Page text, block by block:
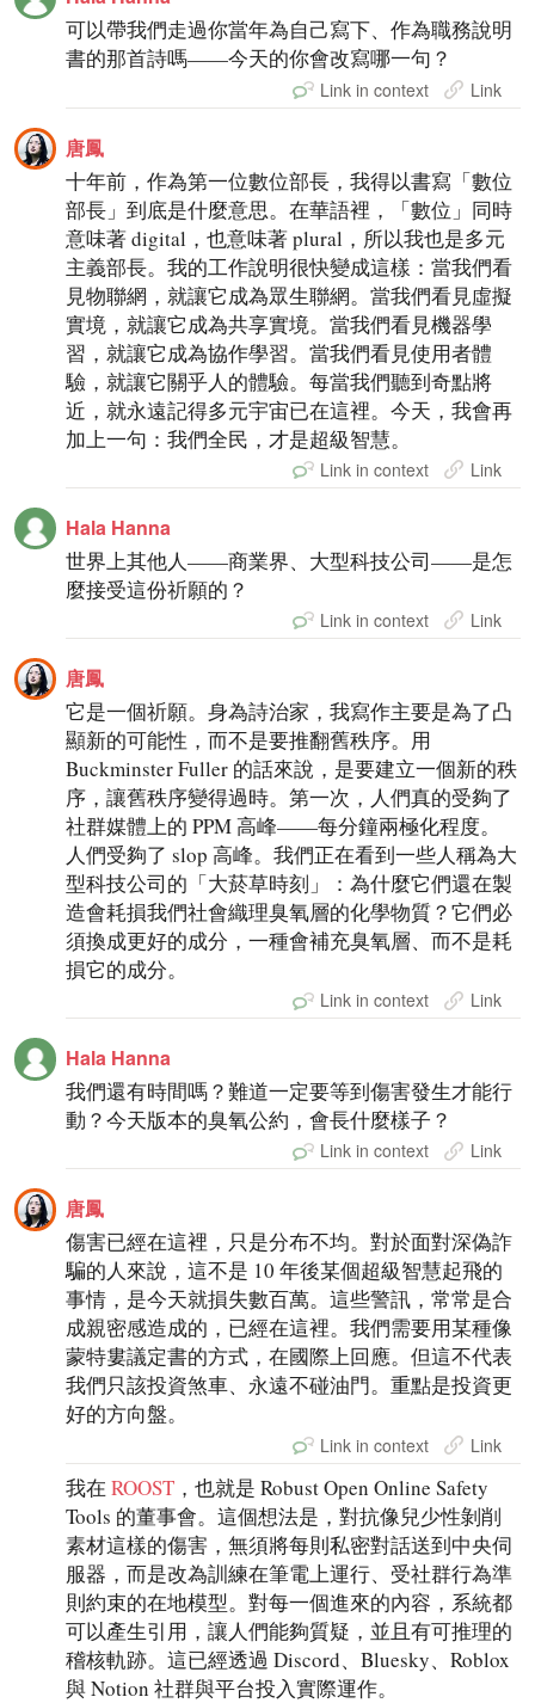
可以帶我們走過你當年為自己寫下、作為職務說明
書的那首詩嗎——今天的你會改寫哪一句？
Link in context Link
唐鳳
十年前，作為第一位數位部長，我得以書寫「數位
部長」到底是什麼意思。在華語裡，「數位」同時
意味著 digital，也意味著 plural，所以我也是多元
主義部長。我的工作說明很快變成這樣：當我們看
見物聯網，就讓它成為眾生聯網。當我們看見虛擬
實境，就讓它成為共享實境。當我們看見機器學
習，就讓它成為協作學習。當我們看見使用者體
驗，就讓它關乎人的體驗。每當我們聽到奇點將
近，就永遠記得多元宇宙已在這裡。今天，我會再
加上一句：我們全民，才是超級智慧。
Link in context Link
Hala Hanna
世界上其他人——商業界、大型科技公司——是怎
麼接受這份祈願的？
Link in context Link
唐鳳
它是一個祈願。身為詩治家，我寫作主要是為了凸
顯新的可能性，而不是要推翻舊秩序。用
Buckminster Fuller 的話來說，是要建立一個新的秩
序，讓舊秩序變得過時。第一次，人們真的受夠了
社群媒體上的 PPM 高峰——每分鐘兩極化程度。
人們受夠了 slop 高峰。我們正在看到一些人稱為大
型科技公司的「大菸草時刻」：為什麼它們還在製
造會耗損我們社會織理臭氧層的化學物質？它們必
須換成更好的成分，一種會補充臭氧層、而不是耗
損它的成分。
Link in context Link
Hala Hanna
我們還有時間嗎？難道一定要等到傷害發生才能行
動？今天版本的臭氧公約，會長什麼樣子？
Link in context Link
唐鳳
傷害已經在這裡，只是分布不均。對於面對深偽詐
騙的人來說，這不是 10 年後某個超級智慧起飛的
事情，是今天就損失數百萬。這些警訊，常常是合
成親密感造成的，已經在這裡。我們需要用某種像
蒙特婁議定書的方式，在國際上回應。但這不代表
我們只該投資煞車、永遠不碰油門。重點是投資更
好的方向盤。
Link in context Link
我在ROOST ，也就是 Robust Open Online Safety
Tools 的董事會。這個想法是，對抗像兒少性剝削
素材這樣的傷害，無須將每則私密對話送到中央伺
服器，而是改為訓練在筆電上運行、受社群行為準
則約束的在地模型。對每一個進來的內容，系統都
可以產生引用，讓人們能夠質疑，並且有可推理的
稽核軌跡。這已經透過 Discord、Bluesky、Roblox
與 Notion 社群與平台投入實際運作。